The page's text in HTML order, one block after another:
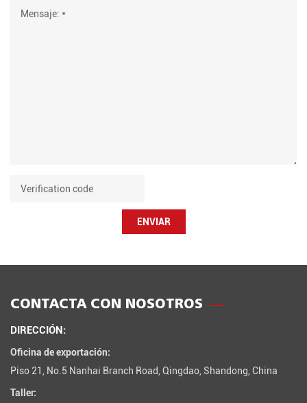
ENVIAR
CONTACTA CON NOSOTROS
DIRECCIÓN:
Oficina de exportación:
Piso 21, No.5 Nanhai Branch Road, Qingdao, Shandong, China
Taller: